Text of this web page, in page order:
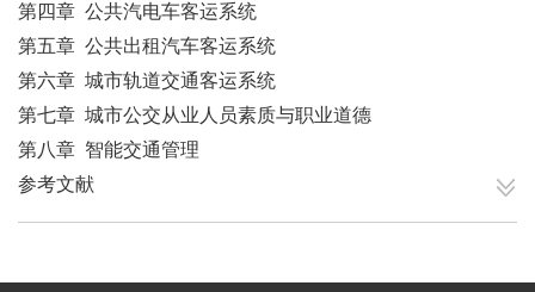
第四章 公共汽电车客运系统
第五章 公共出租汽车客运系统
第六章 城市轨道交通客运系统
第七章 城市公交从业人员素质与职业道德
第八章 智能交通管理
参考文献